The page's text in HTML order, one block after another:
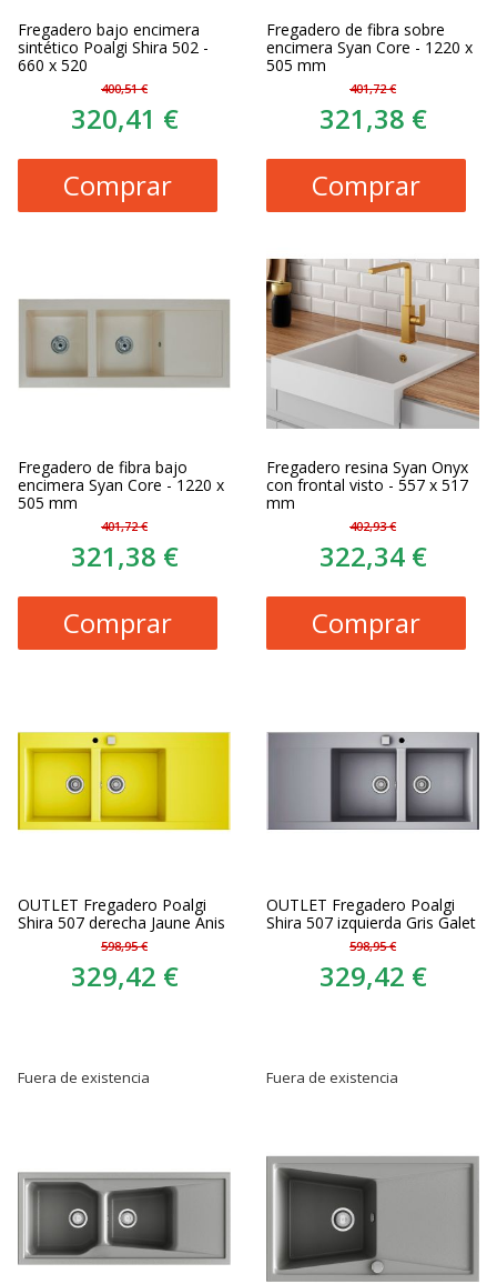
Fregadero bajo encimera
sintético Poalgi Shira 502 -
660 x 520
400,51 €
320,41 €
Comprar
Fregadero de fibra sobre
encimera Syan Core - 1220 x
505 mm
401,72 €
321,38 €
Comprar
Fregadero de fibra bajo
encimera Syan Core - 1220 x
505 mm
401,72 €
321,38 €
Comprar
Fregadero resina Syan Onyx
con frontal visto - 557 x 517
mm
402,93 €
322,34 €
Comprar
OUTLET Fregadero Poalgi
Shira 507 derecha Jaune Anis
598,95 €
329,42 €
Fuera de existencia
OUTLET Fregadero Poalgi
Shira 507 izquierda Gris Galet
598,95 €
329,42 €
Fuera de existencia